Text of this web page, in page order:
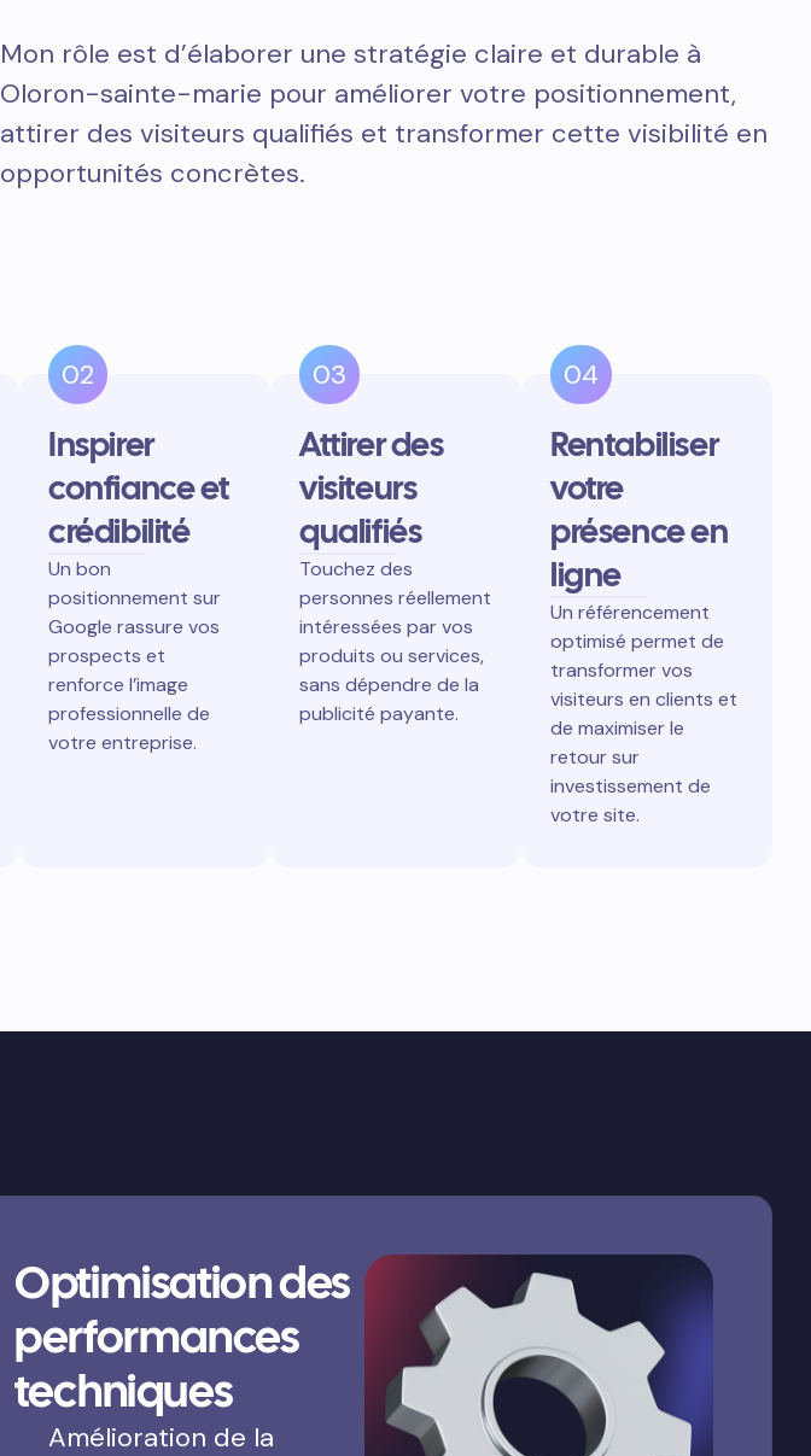
Mon rôle est d’élaborer une stratégie claire et durable à
Oloron-sainte-marie pour améliorer votre positionnement,
attirer des visiteurs qualifiés et transformer cette visibilité en
opportunités concrètes.
02
Inspirer
confiance et
crédibilité
Un bon
positionnement sur
Google rassure vos
prospects et
renforce l’image
professionnelle de
votre entreprise.
03
Attirer des
visiteurs
qualifiés
Touchez des
personnes réellement
intéressées par vos
produits ou services,
sans dépendre de la
publicité payante.
04
Rentabiliser
votre
présence en
ligne
Un référencement
optimisé permet de
transformer vos
visiteurs en clients et
de maximiser le
retour sur
investissement de
votre site.
Optimisation des
performances
techniques
Amélioration de la